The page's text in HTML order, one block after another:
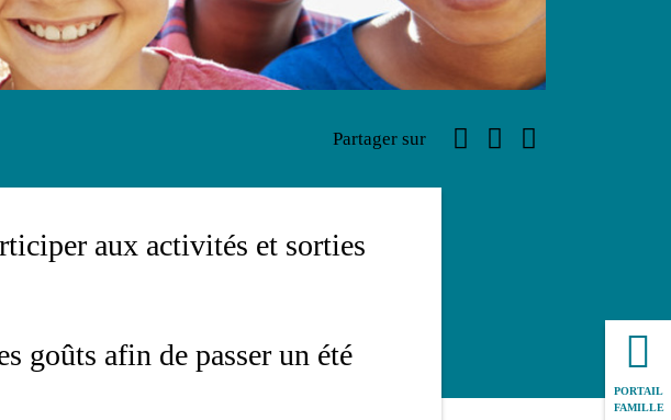
PORTAIL
FAMILLE
Partager sur
FacebookLinkedin
Email
aux activités et sorties
goûts afin de passer un été